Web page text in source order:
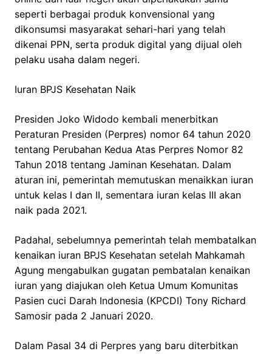
seperti berbagai produk konvensional yang
dikonsumsi masyarakat sehari-hari yang telah
dikenai PPN, serta produk digital yang dijual oleh
pelaku usaha dalam negeri.
Iuran BPJS Kesehatan Naik
Presiden Joko Widodo kembali menerbitkan
Peraturan Presiden (Perpres) nomor 64 tahun 2020
tentang Perubahan Kedua Atas Perpres Nomor 82
Tahun 2018 tentang Jaminan Kesehatan. Dalam
aturan ini, pemerintah memutuskan menaikkan iuran
untuk kelas I dan II, sementara iuran kelas III akan
naik pada 2021.
Padahal, sebelumnya pemerintah telah membatalkan
kenaikan iuran BPJS Kesehatan setelah Mahkamah
Agung mengabulkan gugatan pembatalan kenaikan
iuran yang diajukan oleh Ketua Umum Komunitas
Pasien cuci Darah Indonesia (KPCDI) Tony Richard
Samosir pada 2 Januari 2020.
Dalam Pasal 34 di Perpres yang baru diterbitkan